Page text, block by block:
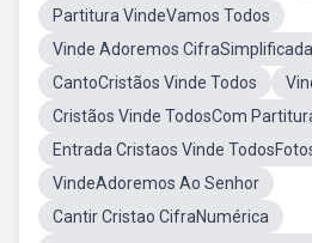
Partitura VindeVamos Todos
Vinde Adoremos CifraSimplificada
CantoCristãos Vinde Todos
Cristãos Vinde TodosCom
Entrada Cristaos Vinde
VindeAdoremos Ao Senhor
Cantir Cristao CifraNumérica